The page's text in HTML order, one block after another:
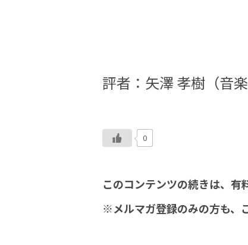
評者： 矢澤 孝樹（音楽
0
このコンテンツの続きは、有
※メルマガ登録のみの方も、